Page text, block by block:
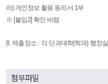
라) 개인정보 활용 동의서 1부
※ [붙임2] 확인 바람
8. 제출장소 : 각 단과대학(학과) 행정실
첨부파일